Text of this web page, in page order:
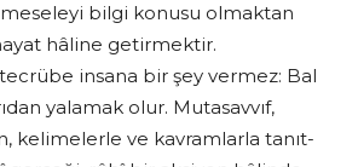
bilgi konu­su olmaktan
hâline getirmektir.
insana bir şey vermez: Bal
yalamak olur. Mutasavvıf,
kelimelerle ve kavramlarla tanıt­